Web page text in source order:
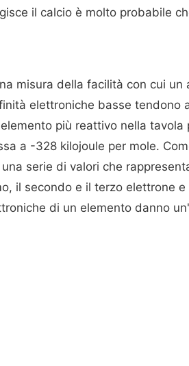
il calcio è molto probabile
misura della facilità con cui un
elettroniche basse tendono
più reattivo nella tavola
a -328 kilojoule per mole.
serie di valori che
il secondo e il terzo elettrone e
di un elemento danno